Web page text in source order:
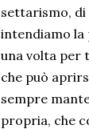
settarismo, di
intendiamo la
una volta per
che può
sempre
propria, che